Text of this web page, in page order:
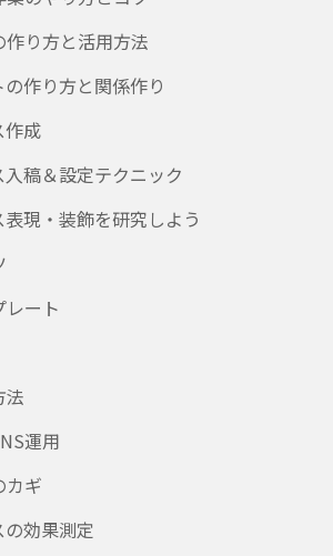
作り方と活用方法
作り方と関係作り
作成
稿＆設定テクニック
現・装飾を研究しよう
ート
法
運用
カギ
効果測定